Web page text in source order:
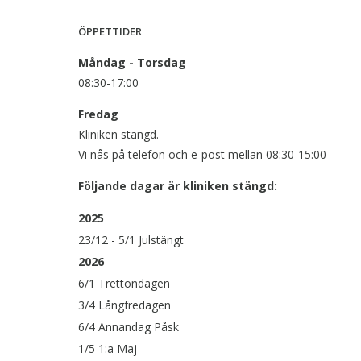
ÖPPETTIDER
Måndag - Torsdag
08:30-17:00
Fredag
Kliniken stängd.
Vi nås på telefon och e-post mellan 08:30-15:00
Följande dagar är kliniken stängd:
2025
23/12 - 5/1 Julstängt
2026
6/1 Trettondagen
3/4 Långfredagen
6/4 Annandag Påsk
1/5 1:a Maj